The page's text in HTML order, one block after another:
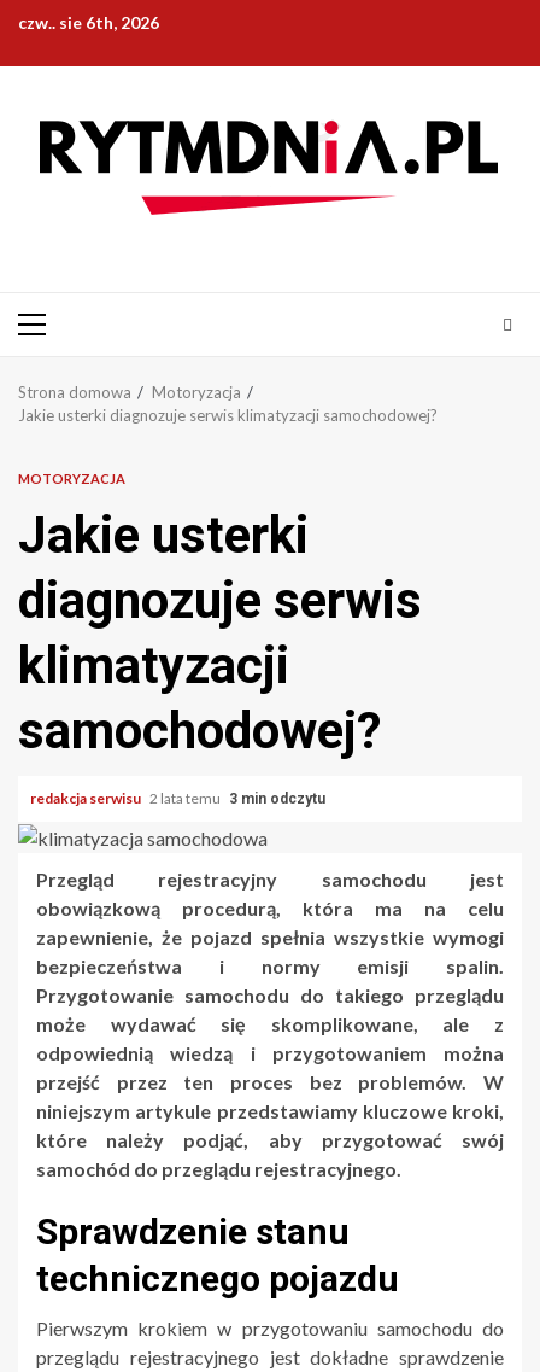
treści
czw.. sie 6th, 2026
Menu
Strona domowa
Motoryzacja
Jakie usterki diagnozuje serwis klimatyzacji samochodowej?
MOTORYZACJA
Jakie usterki
diagnozuje serwis
klimatyzacji
samochodowej?
redakcja serwisu 2 lata temu 3 min odczytu
Przegląd rejestracyjny samochodu jest
obowiązkową procedurą, która ma na celu
zapewnienie, że pojazd spełnia wszystkie wymogi
bezpieczeństwa i normy emisji spalin.
Przygotowanie samochodu do takiego przeglądu
może wydawać się skomplikowane, ale z
odpowiednią wiedzą i przygotowaniem można
przejść przez ten proces bez problemów. W
niniejszym artykule przedstawiamy kluczowe kroki,
które należy podjąć, aby przygotować swój
samochód do przeglądu rejestracyjnego.
Sprawdzenie stanu
technicznego pojazdu
Pierwszym krokiem w przygotowaniu samochodu do
przeglądu rejestracyjnego jest dokładne sprawdzenie